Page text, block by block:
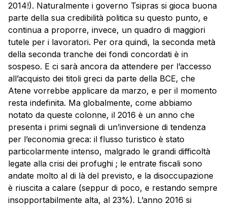
2014!). Naturalmente i governo Tsipras si gioca buona
parte della sua credibilità politica su questo punto, e
continua a proporre, invece, un quadro di maggiori
tutele per i lavoratori. Per ora quindi, la seconda metà
della seconda tranche dei fondi concordati è in
sospeso. E ci sarà ancora da attendere per l’accesso
all’acquisto dei titoli greci da parte della BCE, che
Atene vorrebbe applicare da marzo, e per il momento
resta indefinita. Ma globalmente, come abbiamo
notato da queste colonne, il 2016 è un anno che
presenta i primi segnali di un’inversione di tendenza
per l’economia greca: il flusso turistico è stato
particolarmente intenso, malgrado le grandi difficoltà
legate alla crisi dei profughi ; le entrate fiscali sono
andate molto al di là del previsto, e la disoccupazione
è riuscita a calare (seppur di poco, e restando sempre
insopportabilmente alta, al 23%). L’anno 2016 si